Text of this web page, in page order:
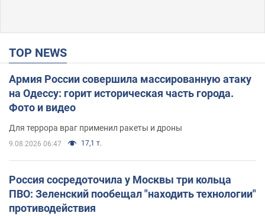
TOP NEWS
Армия России совершила массированную атаку
на Одессу: горит историческая часть города.
Фото и видео
Для террора враг применил ракеты и дроны
9.08.2026 06:47 17,1 т.
Россия сосредоточила у Москвы три кольца
ПВО: Зеленский пообещал "находить технологии"
противодействия